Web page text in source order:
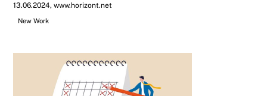
13.06.2024 www.horizont.net
New Work